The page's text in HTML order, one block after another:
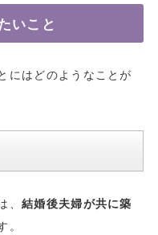
いこと
にはどのようなことが
、結婚後夫婦が共に築
。